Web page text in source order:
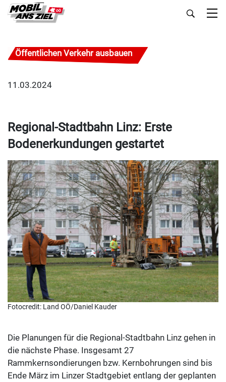
Öffentlichen Verkehr ausbauen
11.03.2024
Regional-Stadtbahn Linz: Erste
Bodenerkundungen gestartet
Fotocredit: Land OÖ/Daniel Kauder
Die Planungen für die Regional-Stadtbahn Linz gehen in
die nächste Phase. Insgesamt 27
Rammkernsondierungen bzw. Kernbohrungen sind bis
Ende März im Linzer Stadtgebiet entlang der geplanten